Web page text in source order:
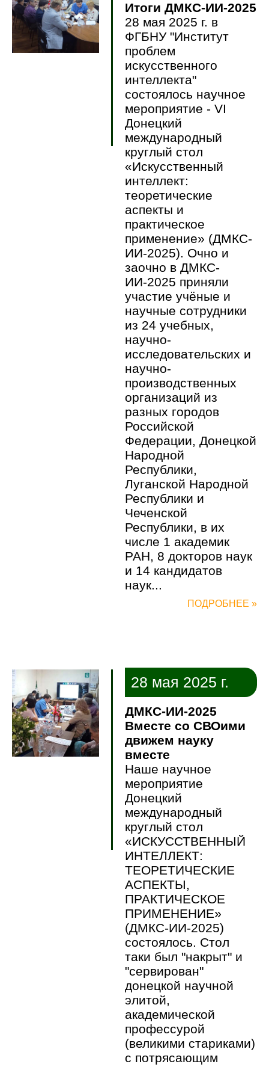
Итоги ДМКС-ИИ-2025
28 мая 2025 г. в
ФГБНУ "Институт
проблем
искусственного
интеллекта"
состоялось научное
мероприятие - VI
Донецкий
международный
круглый стол
«Искусственный
интеллект:
теоретические
аспекты и
практическое
применение» (ДМКС-
ИИ-2025). Очно и
заочно в ДМКС-
ИИ-2025 приняли
участие учёные и
научные сотрудники
из 24 учебных,
научно-
исследовательских и
научно-
производственных
организаций из
разных городов
Российской
Федерации, Донецкой
Народной
Республики,
Луганской Народной
Республики и
Чеченской
Республики, в их
числе 1 академик
РАН, 8 докторов наук
и 14 кандидатов
наук...
ПОДРОБНЕЕ »
28 мая 2025 г.
ДМКС-ИИ-2025
Вместе со СВОими
движем науку
вместе
Наше научное
мероприятие
Донецкий
международный
круглый стол
«ИСКУССТВЕННЫЙ
ИНТЕЛЛЕКТ:
ТЕОРЕТИЧЕСКИЕ
АСПЕКТЫ,
ПРАКТИЧЕСКОЕ
ПРИМЕНЕНИЕ»
(ДМКС-ИИ-2025)
состоялось. Стол
таки был "накрыт" и
"сервирован"
донецкой научной
элитой,
академической
профессурой
(великими стариками)
с потрясающим